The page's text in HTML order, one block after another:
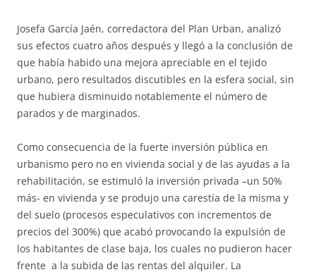
Josefa García Jaén, corredactora del Plan Urban, analizó
sus efectos cuatro años después y llegó a la conclusión de
que había habido una mejora apreciable en el tejido
urbano, pero resultados discutibles en la esfera social, sin
que hubiera disminuido notablemente el número de
parados y de marginados.
Como consecuencia de la fuerte inversión pública en
urbanismo pero no en vivienda social y de las ayudas a la
rehabilitación, se estimuló la inversión privada –un 50%
más- en vivienda y se produjo una carestía de la misma y
del suelo (procesos especulativos con incrementos de
precios del 300%) que acabó provocando la expulsión de
los habitantes de clase baja, los cuales no pudieron hacer
frente a la subida de las rentas del alquiler. La